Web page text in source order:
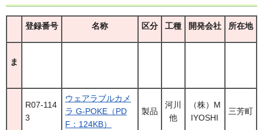
登録番号 名称 区分 工種 開発会社 所在地
ま
R07-114
3
ウェアラブルカメ
ラ G-POKE（PD
F：124KB）
製品
河川
他
（株）M
IYOSHI
三芳町